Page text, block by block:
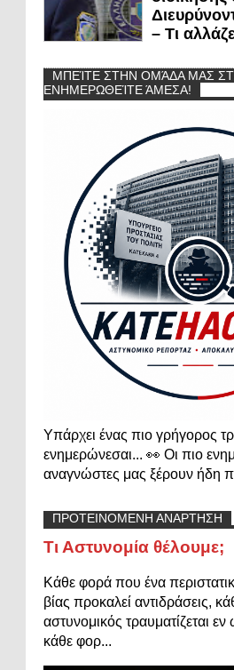
– Τι
ΜΠΕΊΤΕ ΣΤΗΝ ΟΜΆΔΑ ΜΑΣ
ΕΝΗΜΕΡΩΘΕΊΤΕ ΆΜΕΣΑ!
Υπάρχει ένας πιο γρήγορος
ενημερώνεσαι... 👀 Οι πιο
αναγνώστες μας ξέρουν ήδη
ΠΡΟΤΕΙΝΟΜΕΝΗ ΑΝΑΡΤΗΣΗ
Τι Αστυνομία θέλουμε;
Κάθε φορά που ένα
βίας προκαλεί αντιδράσεις,
αστυνομικός τραυματίζεται
κάθε φορ...